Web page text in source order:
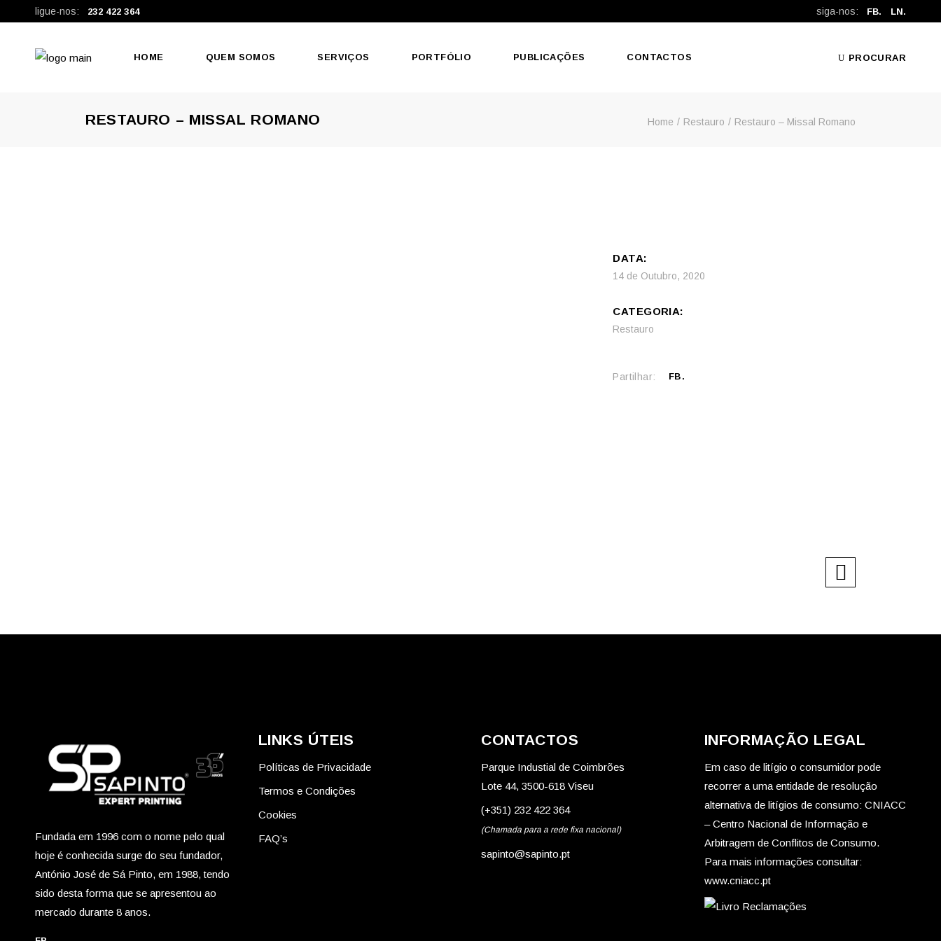
ligue-nos: 232 422 364 siga-nos: FB. LN.
HOME QUEM SOMOS SERVIÇOS PORTFÓLIO PUBLICAÇÕES CONTACTOS PROCURAR
RESTAURO – MISSAL ROMANO Home Restauro Restauro – Missal Romano
DATA:
14 de Outubro, 2020
CATEGORIA:
Restauro
Partilhar: FB
Fundada em 1996 com o nome pelo qual
hoje é conhecida surge do seu fundador,
António José de Sá Pinto, em 1988, tendo
sido desta forma que se apresentou ao
mercado durante 8 anos.
LINKS ÚTEIS
Políticas de Privacidade
Termos e Condições
Cookies
FAQ’s
CONTACTOS
Parque Industial de Coimbrões
Lote 44, 3500-618 Viseu
(+351) 232 422 364
(Chamada para a rede fixa nacional)
sapinto@sapinto.pt
INFORMAÇÃO LEGAL
Em caso de litígio o consumidor pode
recorrer a uma entidade de resolução
alternativa de litígios de consumo: CNIACC
– Centro Nacional de Informação e
Arbitragem de Conflitos de Consumo.
Para mais informações consultar:
www.cniacc.pt